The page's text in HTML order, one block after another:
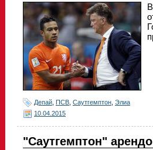
Депай ПСВ Саутгемптон Элиа
10.04.2015
"Саутгемптон"